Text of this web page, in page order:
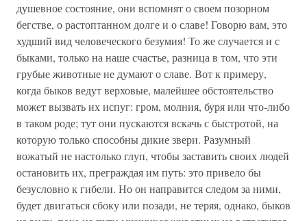
душевное состояние, они вспомнят о своем позорном
бегстве, о растоптанном долге и о славе! Говорю вам, это
худший вид человеческого безумия! То же случается и с
быками, только на наше счастье, разница в том, что эти
грубые животные не думают о славе. Вот к примеру,
когда быков ведут верховые, малейшее обстоятельство
может вызвать их испуг: гром, молния, буря или что-либо
в таком роде; тут они пускаются вскачь с быстротой, на
которую только способны дикие звери. Разумный
вожатый не настолько глуп, чтобы заставить своих людей
остановить их, преграждая им путь: это привело бы
безусловно к гибели. Но он направится следом за ними,
будет двигаться сбоку или позади, не теряя, однако, быков